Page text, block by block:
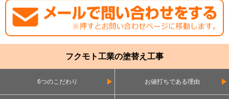
フクモト工業の塗替え工事
6つのこだわり お値打ちである理由